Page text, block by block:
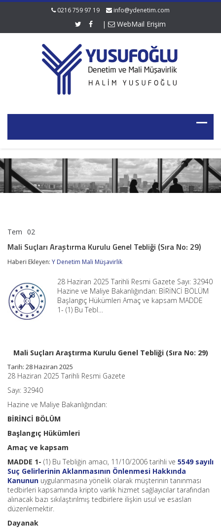
0216 759 97 19 info@ydenetim.com
| WebMail Erişim
Tem 02
Araştırma
Genel
(Sıra
Mali Suçları Araştırma Kurulu Genel Tebliği (Sıra No: 29)
Haberi Ekleyen: Y Denetim Mali Müşavirlik
28 Haziran 2025 Tarihli Resmi Gazete Sayı: 32940
Hazine ve Maliye Bakanlığından: BİRİNCİ BÖLÜM
Başlangıç Hükümleri Amaç ve kapsam MADDE
1- (1) Bu Tebl…
Mali Suçları Araştırma Kurulu Genel Tebliği (Sıra No: 29)
Tarih: 28 Haziran 2025
28 Haziran 2025 Tarihli Resmi Gazete
Sayı: 32940
Hazine ve Maliye Bakanlığından:
BİRİNCİ BÖLÜM
Başlangıç Hükümleri
Amaç ve kapsam
MADDE 1- (1) Bu Tebliğin amacı, 11/10/2006 tarihli ve 5549 sayılı
Suç Gelirlerinin Aklanmasının Önlenmesi Hakkında
Kanunun uygulanmasına yönelik olarak müşterinin tanınması
tedbirleri kapsamında kripto varlık hizmet sağlayıcılar tarafından
alınacak bazı sıkılaştırılmış tedbirlere ilişkin usul ve esasları
düzenlemektir.
Dayanak